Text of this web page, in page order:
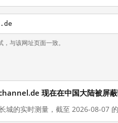
与该网址页面一致。
现在在中国大陆被屏蔽
城的实时测量，截至 2026-08-07